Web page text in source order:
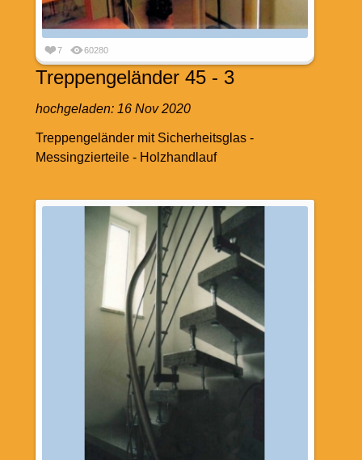
7 60280
Treppengeländer 45 - 3
hochgeladen: 16 Nov 2020
Treppengeländer mit Sicherheitsglas -
Messingzierteile - Holzhandlauf